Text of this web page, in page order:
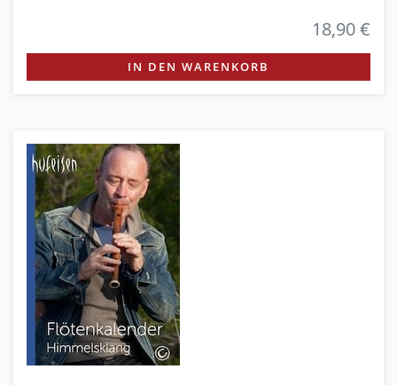
18,90 €
IN DEN WARENKORB